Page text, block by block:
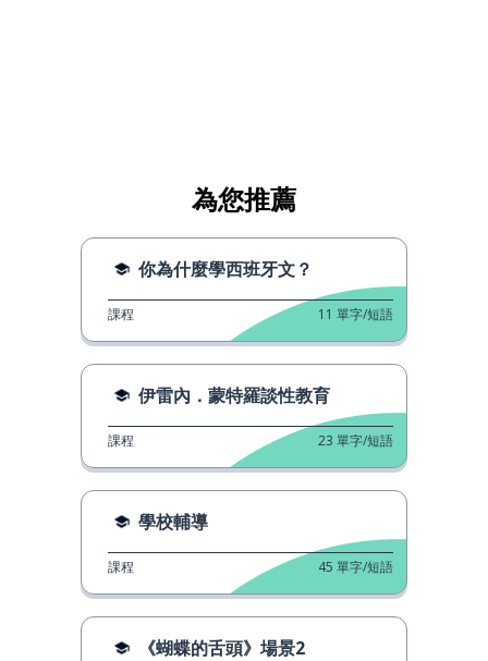
為您推薦
你為什麼學西班牙文？
課程 11 單字/短語
伊雷內．蒙特羅談性教育
課程 23 單字/短語
學校輔導
課程 45 單字/短語
《蝴蝶的舌頭》場景2